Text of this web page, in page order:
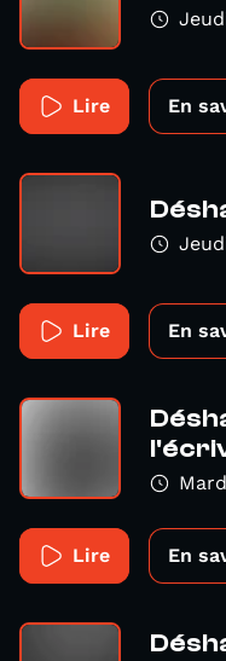
Lire En
Lire En
Lire En